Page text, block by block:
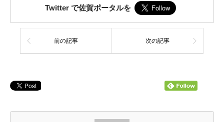
Twitter で佐賀ポータルを
前の記事 次の記事